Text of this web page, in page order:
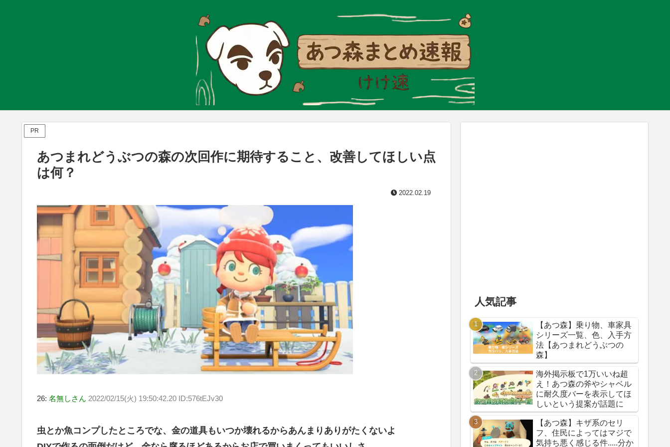
PR
あつまれどうぶつの森の次回作に期待すること、改善してほしい点
は何？
2022.02.19
26: 名無しさん 2022/02/15(火) 19:50:42.20 ID:576tEJv30
虫とか魚コンプしたところでな、金の道具もいつか壊れるからあんまりありがたくないよ
人気記事
【あつ森】乗り物、車家具
シリーズ一覧、色、入手方
法【あつまれどうぶつの
森】
海外掲示板で1万いいね超
え！あつ森の斧やシャベル
に耐久度バーを表示してほ
しいという提案が話題に
【あつ森】キザ系のセリ
フ、住民によってはマジで
気持ち悪く感じる件.....分か